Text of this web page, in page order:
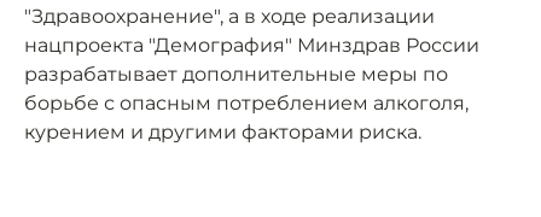
"Здравоохранение", а в ходе реализации
нацпроекта "Демография" Минздрав России
разрабатывает дополнительные меры по
борьбе с опасным потреблением алкоголя,
курением и другими факторами риска.